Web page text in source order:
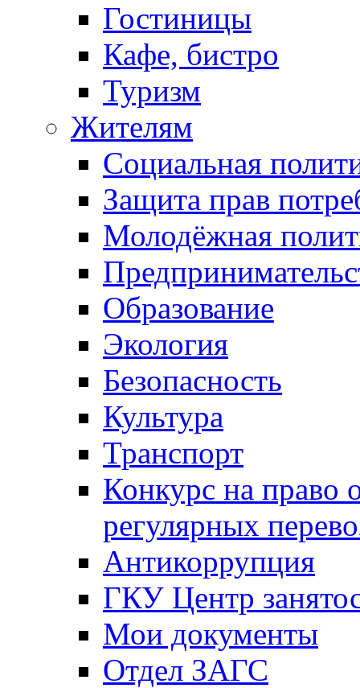
Гостиницы
Кафе, бистро
Туризм
Жителям
Социальная
Защита прав
Молодёжная
Образование
Экология
Безопасность
Культура
Транспорт
Конкурс на право
регулярных
Антикоррупция
ГКУ Центр
Мои документы
Отдел ЗАГС